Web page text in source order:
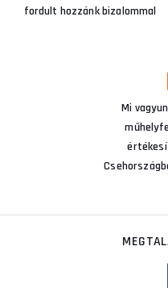
fordult hozzánk bizalommal
Mi